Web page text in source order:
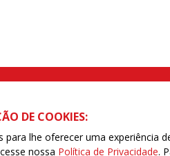
Pinto nº 575 CEP 03041-000 Brás, São
DE COOKIES:
para lhe oferecer uma experiência
nossa Política de Privacidade.